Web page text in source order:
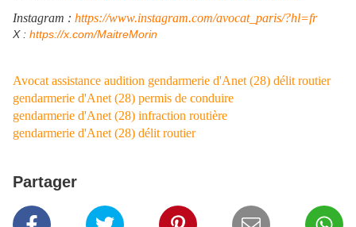
Instagram : https://www.instagram.com/avocat_paris/?hl=fr
​X : https://x.com/MaitreMorin
Avocat assistance audition gendarmerie d'Anet (28) délit routier
gendarmerie d'Anet (28) permis de conduire
gendarmerie d'Anet (28) infraction routière
gendarmerie d'Anet (28) délit routier
Partager